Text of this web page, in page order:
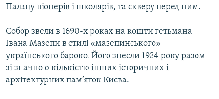
Палацу піонерів і школярів, та скверу перед ним.
Собор звели в 1690-х роках на кошти гетьмана
Івана Мазепи в стилі «мазепинського»
українського бароко. Його знесли 1934 року разом
зі значною кількістю інших історичних і
архітектурних пам’яток Києва.